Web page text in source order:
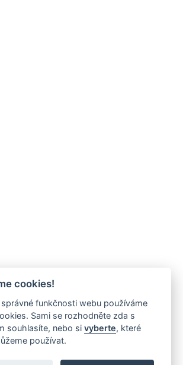
cookies!
správné funkčnosti webu používáme
Sami se rozhodněte zda s
souhlasíte, nebo si vyberte, které
používat.